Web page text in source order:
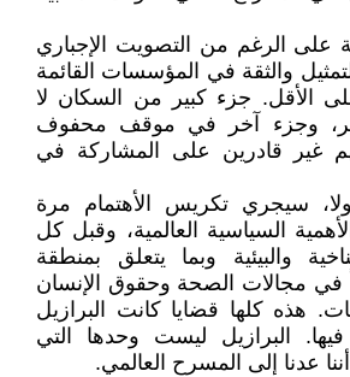
على الرغم من التصويت الإجباري
والثقة في المؤسسات القائمة
الأقل. جزء كبير من السكان لا
وجزء آخر في موقف محفوف
غير قادرين على المشاركة في
سيجري تكريس الأهتمام مرة
السياسية العالمية، وقبل كل
والبيئية وبما يتعلق بمنطقة
في مجالات الصحة وحقوق الإنسان
هذه كلها قضايا كانت البرازيل
البرازيل ليست وحدها التي
عدنا إلى المسرح العالمي.